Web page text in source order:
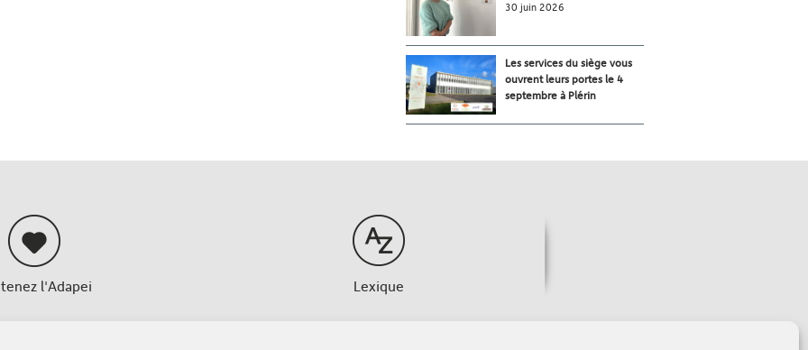
30 juin 2026
Les services du siège vous
ouvrent leurs portes le 4
septembre à Plérin
l'Adapei Lexique